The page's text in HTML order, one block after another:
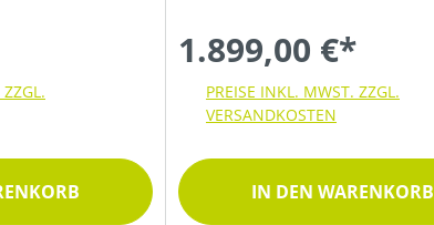
1.899,00 €*
PREISE INKL. MWST. ZZGL.
VERSANDKOSTEN
IN DEN WARENKORB